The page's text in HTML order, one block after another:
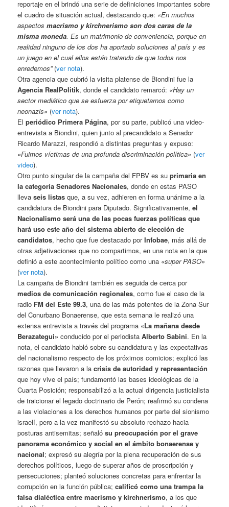
reportaje en el brindó una serie de definiciones importantes sobre
el cuadro de situación actual, destacando que: «En muchos
aspectosmacrismo y kirchnerismo son dos caras de la
misma moneda. Es un matrimonio de conveniencia, porque en
realidad ninguno de los dos ha aportado soluciones al país y es
un juego en el cual ellos están tratando de que todos nos
enredemos”(ver nota).
Otra agencia que cubrió la visita platense de Biondini fue la
Agencia RealPolitik, donde el candidato remarcó: «Hay un
sector mediático que se esfuerza por etiquetarnos como
neonazis» (ver nota).
Elperiódico Primera Página, por su parte, publicó una video-
entrevista a Biondini, quien junto al precandidato a Senador
Ricardo Marazzi, respondió a distintas preguntas y expuso:
«Fuimos víctimas de una profunda discriminación política» (ver
video).
Otro punto singular de la campaña del FPBV es suprimaria en
la categoría Senadores Nacionales, donde en estas PASO
llevaseis listas que, a su vez, adhieren en forma unánime a la
candidatura de Biondini para Diputado. Significativamente,el
Nacionalismo será una de las pocas fuerzas políticas que
hará uso este año del sistema abierto de elección de
candidatos, hecho que fue destacado porInfobae, más allá de
otras adjetivaciones que no compartimos, en una nota en la que
definió a este acontecimiento político como una «super PASO»
(ver nota).
La campaña de Biondini también es seguida de cerca por
medios de comunicación regionales, como fue el caso de la
radio FM del Este 99.3, una de las más potentes de la Zona Sur
del Conurbano Bonaerense, que esta semana le realizó una
extensa entrevista a través del programa «La mañana desde
Berazategui» conducido por el periodistaAlberto Sabini. En la
nota, el candidato habló sobre su candidatura y las expectativas
del nacionalismo respecto de los próximos comicios; explicó las
razones que llevaron a lacrisis de autoridad y representación
que hoy vive el país; fundamentó las bases ideológicas de la
Cuarta Posición; responsabilizó a la actual dirigencia justicialista
de traicionar el legado doctrinario de Perón; reafirmó su condena
a las violaciones a los derechos humanos por parte del sionismo
israelí, pero a la vez manifestó su absoluto rechazo hacia
posturas antisemitas; señalósu preocupación por el grave
panorama económico y social en el ámbito bonaerense y
nacional; expresó su alegría por la plena recuperación de sus
derechos políticos, luego de superar años de proscripción y
persecuciones; planteó soluciones concretas para enfrentar la
corrupción en la función pública;calificó como una trampa la
falsa dialéctica entre macrismo y kirchnerismo, a los que